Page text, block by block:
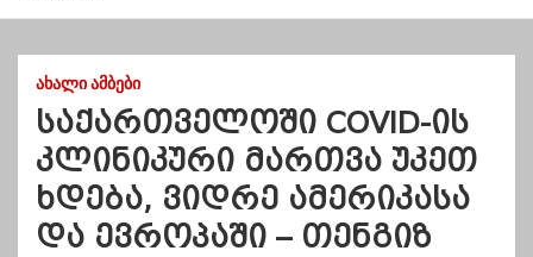
ᲐᲮᲐᲚᲘ ᲐᲛᲑᲔᲑᲘ
საქართველოში COVID-ის
კლინიკური მართვა უკეთ
ხდება, ვიდრე ამერიკასა
და ევროპაში – თენგიზ